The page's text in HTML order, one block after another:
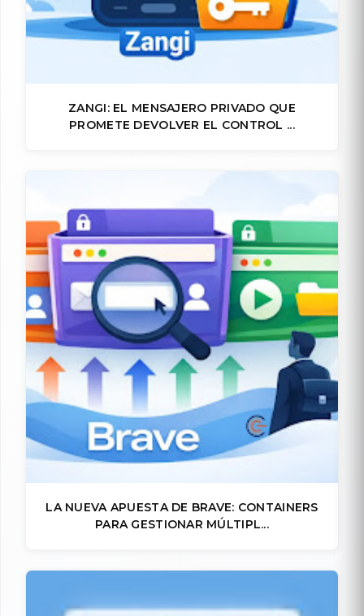
ZANGI: EL MENSAJERO PRIVADO QUE
PROMETE DEVOLVER EL CONTROL ...
LA NUEVA APUESTA DE BRAVE: CONTAINERS
PARA GESTIONAR MÚLTIPL...